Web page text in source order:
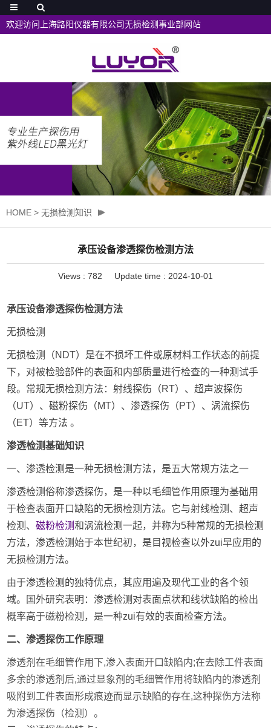
欢迎访问上海路阳仪器有限公司无损检测事业部网站
HOME > 无损检测知识
承压设备渗透探伤检测方法
Views : 782 Update time : 2024-10-01
承压设备渗透探伤检测方法
无损检测
无损检测（NDT）是在不损坏工件或原材料工作状态的前提
下，对被检验部件的表面和内部质量进行检查的一种测试手
段。常规无损检测方法：射线探伤（RT）、超声波探伤
（UT）、磁粉探伤（MT）、渗透探伤（PT）、涡流探伤
（ET）等方法 。
渗透检测基础知识
一、渗透检测是一种无损检测方法，是五大常规方法之一
渗透检测俗称渗透探伤，是一种以毛细管作用原理为基础用
于检查表面开口缺陷的无损检测方法。它与射线检测、超声
检测、磁粉检测和涡流检测一起，并称为5种常规的无损检测
方法，渗透检测始于本世纪初，是目视检查以外zui早应用的
无损检测方法。
由于渗透检测的独特优点，其应用遍及现代工业的各个领
域。国外研究表明：渗透检测对表面点状和线状缺陷的检出
概率高于磁粉检测，是一种zui有效的表面检查方法。
二、渗透探伤工作原理
渗透剂在毛细管作用下,渗入表面开口缺陷内;在去除工件表面
多余的渗透剂后,通过显象剂的毛细管作用将缺陷内的渗透剂
吸附到工件表面形成痕迹而显示缺陷的存在,这种探伤方法称
为渗透探伤（检测）。